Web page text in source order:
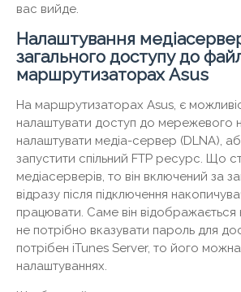
вас вийде.
Налаштування
загального доступу до
маршрутизаторах Asus
На маршрутизаторах Asus, є
налаштувати доступ до мережевого
налаштувати медіа-сервер (DLNA),
запустити спільний FTP ресурс. Що
медіасерверів, то він включений за
відразу після підключення
працювати. Саме він відображається
не потрібно вказувати пароль для
потрібен iTunes Server, то його
налаштуваннях.